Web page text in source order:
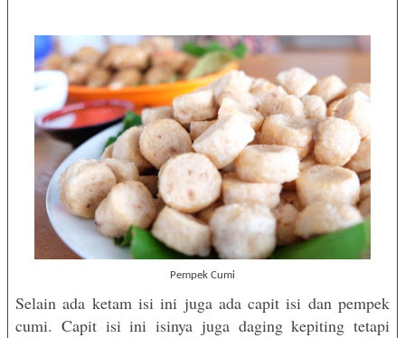
Pempek Cumi
Selain ada ketam isi ini juga ada capit isi dan pempek
cumi. Capit isi ini isinya juga daging kepiting tetapi